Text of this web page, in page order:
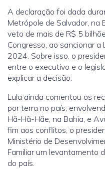
A declaração foi dada
Metrópole de Salvador, na
veto de mais de R$ 5
Congresso, ao sancionar
2024. Sobre isso, o
entre o executivo e o
explicar a decisão.
Lula ainda comentou os
por terra no país,
Hã-Hã-Hãe, na Bahia, e
fim aos conflitos, o
Ministério de
Familiar um levantamento
do país.